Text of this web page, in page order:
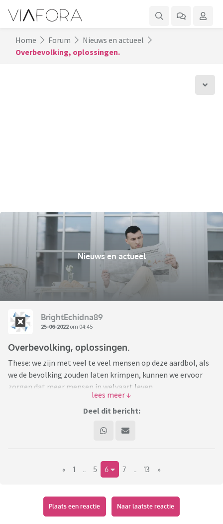
Home Forum
Nieuws en actueel
Overbevolking, oplossingen.
Nieuws en actueel
BrightEchidna89
25-06-2022 om 04:45
Overbevolking, oplossingen.
These: we zijn met veel te veel mensen op deze aardbol, als
we de bevolking zouden laten krimpen, kunnen we ervoor
zorgen dat meer mensen in welvaart leven.
Vraag: hoe kunnen we dit op een humane manier bereiken en
Mijn voorstel: gratis anticonceptiemiddelen, betere educatie
voor vrouwen, afschaffing van kindergeld en invoering
kindvrije premie, verplichte vasectomie bij 16 jarige jongens
van de pil van Drion, stopzetten van zware medische
behandelingen bij personen ouder dan 75, ...
Deel dit bericht:
« 1 5 6 7 13 »
Plaats een reactie Naar laatste reactie